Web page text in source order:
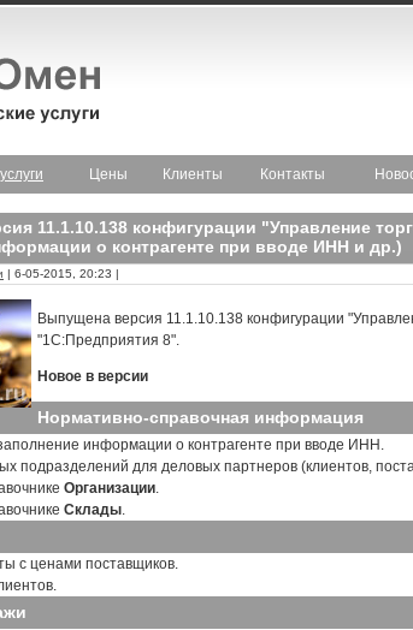
Цены Клиенты Контакты
11.1.10.138 конфигурации "Управление
о контрагенте при вводе ИНН и др.)
| 6-05-2015, 20:23 |
Выпущена версия 11.1.10.138 конфигурации
"1С:Предприятия 8".
Новое в версии
Нормативно-справочная информация
информации о контрагенте при вводе ИНН.
подразделений для деловых партнеров (клиентов,
Организации.
Склады.
с ценами поставщиков.